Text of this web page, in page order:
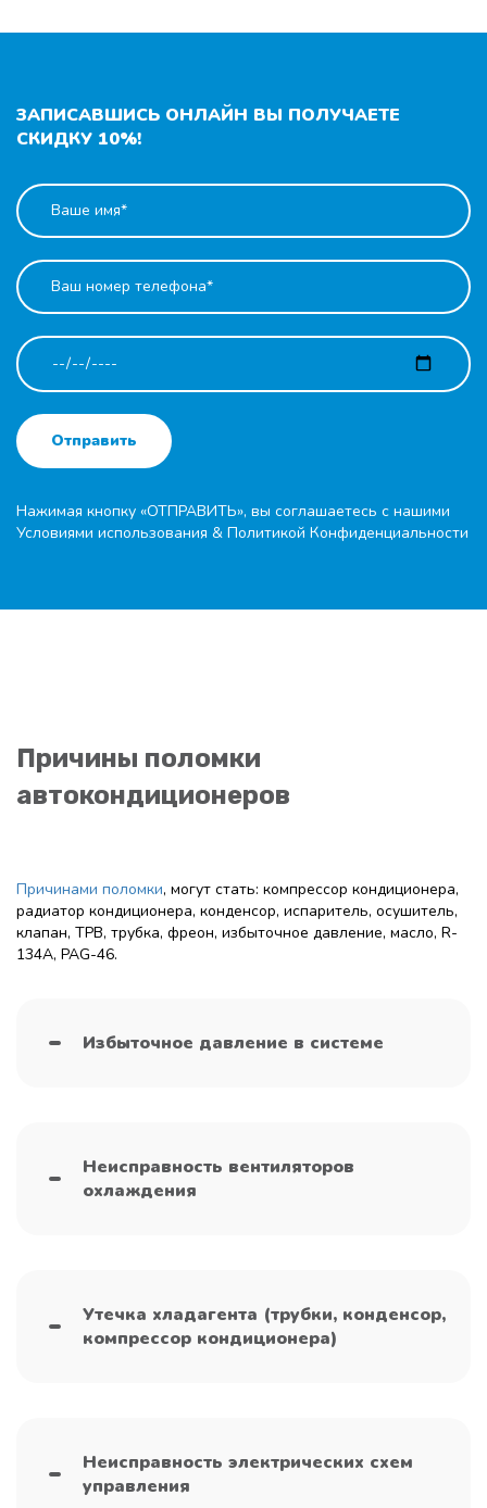
ЗАПИСАВШИСЬ ОНЛАЙН ВЫ ПОЛУЧАЕТЕ
СКИДКУ 10%!
Отправить
Нажимая кнопку «ОТПРАВИТЬ», вы соглашаетесь с нашими
Условиями использования & Политикой Конфиденциальности
Причины поломки
автокондиционеров
Причинами поломки, могут стать: компрессор кондиционера,
радиатор кондиционера, конденсор, испаритель, осушитель,
клапан, ТРВ, трубка, фреон, избыточное давление, масло, R-
134A, PAG-46.
Избыточное давление в системе
Неисправность вентиляторов
охлаждения
Утечка хладагента (трубки, конденсор,
компрессор кондиционера)
Неисправность электрических схем
управления